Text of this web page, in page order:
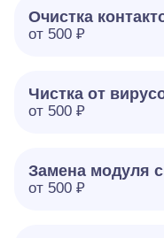
Очистка
от 500 ₽
Чистка от
от 500 ₽
Замена модуля
от 500 ₽